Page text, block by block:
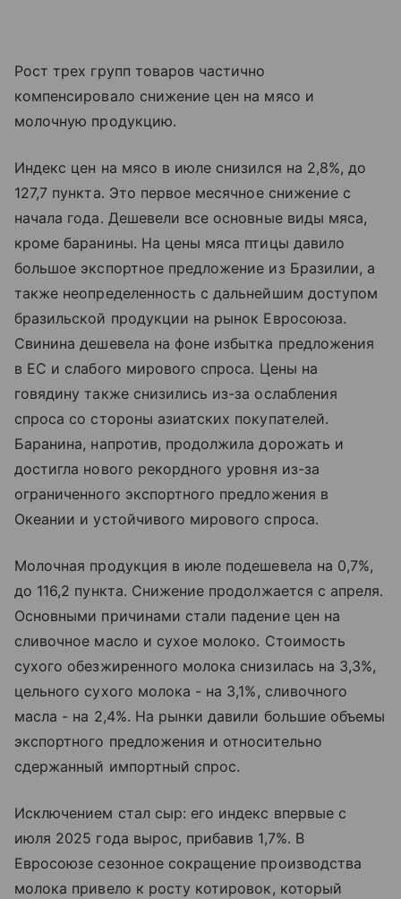
Рост трех групп товаров частично
компенсировало снижение цен на мясо и
молочную продукцию.
Индекс цен на мясо в июле снизился на 2,8%, до
127,7 пункта. Это первое месячное снижение с
начала года. Дешевели все основные виды мяса,
кроме баранины. На цены мяса птицы давило
большое экспортное предложение из Бразилии, а
также неопределенность с дальнейшим доступом
бразильской продукции на рынок Евросоюза.
Свинина дешевела на фоне избытка предложения
в ЕС и слабого мирового спроса. Цены на
говядину также снизились из-за ослабления
спроса со стороны азиатских покупателей.
Баранина, напротив, продолжила дорожать и
достигла нового рекордного уровня из-за
ограниченного экспортного предложения в
Океании и устойчивого мирового спроса.
Молочная продукция в июле подешевела на 0,7%,
до 116,2 пункта. Снижение продолжается с апреля.
Основными причинами стали падение цен на
сливочное масло и сухое молоко. Стоимость
сухого обезжиренного молока снизилась на 3,3%,
цельного сухого молока - на 3,1%, сливочного
масла - на 2,4%. На рынки давили большие объемы
экспортного предложения и относительно
сдержанный импортный спрос.
Исключением стал сыр: его индекс впервые с
июля 2025 года вырос, прибавив 1,7%. В
Евросоюзе сезонное сокращение производства
молока привело к росту котировок, который